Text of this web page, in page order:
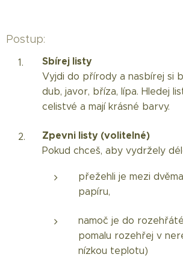
Postup:
Sbírej listy
Vyjdi do přírody a nasbírej si
dub, javor, bříza, lípa. Hledej
celistvé a mají krásné barvy.
Zpevni listy (volitelné)
Pokud chceš, aby vydržely
přežehli je mezi
papíru,
namoč je do
pomalu rozehřej v
nízkou teplotu)